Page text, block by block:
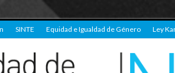
SINTE Equidad e Igualdad de Género Ley